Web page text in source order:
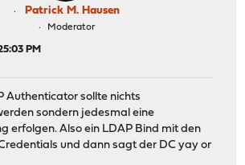
Patrick M. Hausen
Moderator
PM
Authenticator sollte nichts
sondern jedesmal eine
erfolgen. Also ein LDAP Bind mit den
und dann sagt der DC yay or